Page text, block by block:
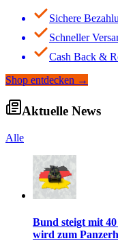
Sichere
Schneller
Cash Back &
Shop entdecken →
Aktuelle News
Alle
Bund steigt mit
wird zum